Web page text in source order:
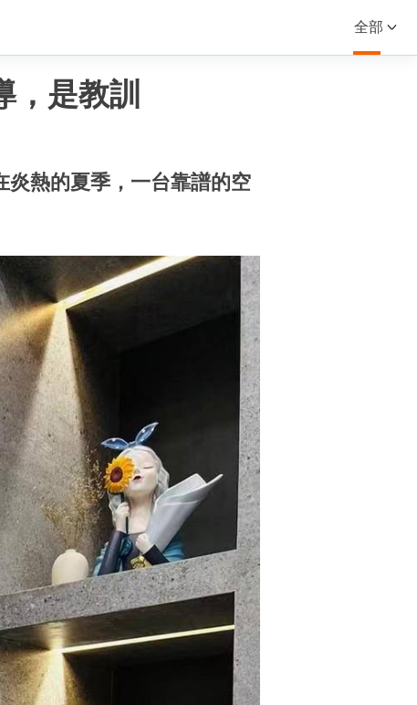
全部
是教訓
炎熱的夏季，一台靠譜的空